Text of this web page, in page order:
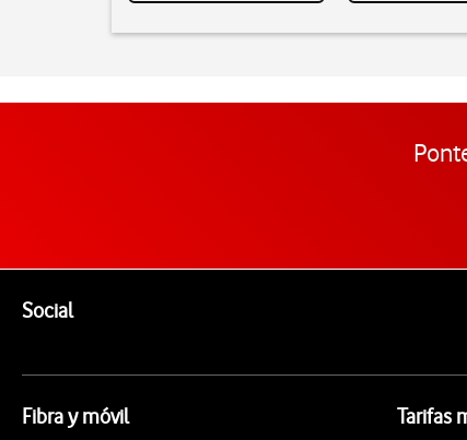
SocialEnlaces a las redes sociales de Vodafone
Fibra y móvil Tarifas